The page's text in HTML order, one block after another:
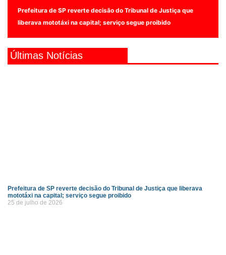
Prefeitura de SP reverte decisão do Tribunal de Justiça que
liberava mototáxi na capital; serviço segue proibido
Últimas Notícias
Prefeitura de SP reverte decisão do Tribunal de Justiça que liberava
mototáxi na capital; serviço segue proibido
25 de julho de 2026